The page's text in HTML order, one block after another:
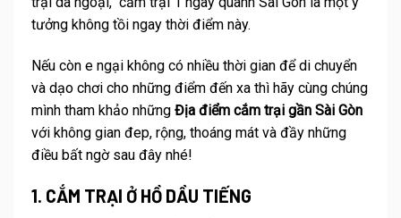
tưởng không tồi ngay thời điểm này.
Nếu còn e ngại không có nhiều thời gian để di chuyển
và dạo chơi cho những điểm đến xa thì hãy cùng chúng
mình tham khảo những Địa điểm cắm trại gần Sài Gòn
với không gian đep, rộng, thoáng mát và đầy những
điều bất ngờ sau đây nhé!
1. CẮM TRẠI Ở HỒ DẦU TIẾNG